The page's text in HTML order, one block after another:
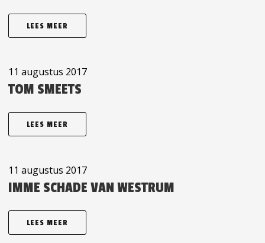
LEES MEER
11 augustus 2017
TOM SMEETS
LEES MEER
11 augustus 2017
IMME SCHADE VAN WESTRUM
LEES MEER